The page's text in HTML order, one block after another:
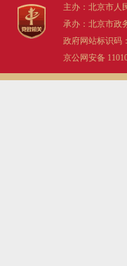
主办：北京市人
承办：北京市政
政府网站标识码
京公网安备